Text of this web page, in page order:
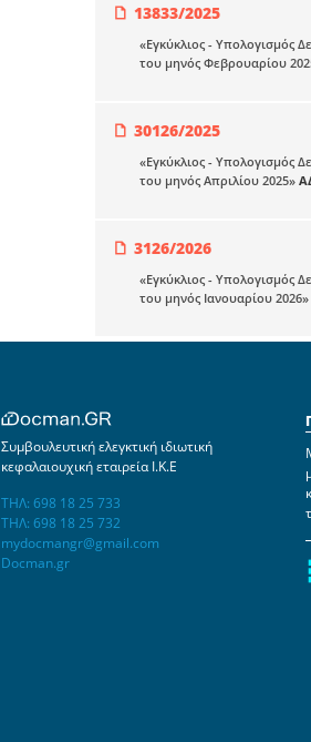
13833/2025
«Εγκύκλιος - Υπολογισμός
του μηνός Φεβρουαρίου
30126/2025
«Εγκύκλιος - Υπολογισμός
του μηνός Απριλίου 2025»
3126/2026
«Εγκύκλιος - Υπολογισμός
του μηνός Ιανουαρίου 2026»
Συμβουλευτική ελεγκτική ιδιωτική
κεφαλαιουχική εταιρεία Ι.Κ.Ε
ΤΗΛ: 698 18 25 733
ΤΗΛ: 698 18 25 732
mydocmangr@gmail.com
Docman.gr